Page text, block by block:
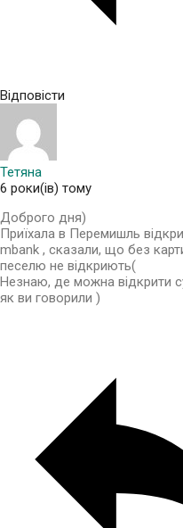
Відповісти
Тетяна
6 роки(ів) тому
Доброго дня)
Приїхала в Перемишль
mbank , сказали, що без
песелю не відкриють(
Незнаю, де можна відкрити
як ви говорили )